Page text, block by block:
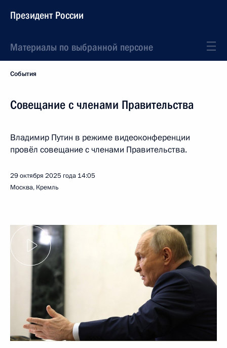
Президент России
Материалы по выбранной персоне
События
Совещание с членами Правительства
Владимир Путин в режиме видеоконференции
провёл совещание с членами Правительства.
29 октября 2025 года 14:05
Москва, Кремль